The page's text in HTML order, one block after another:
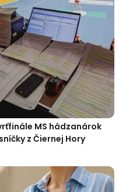
MS hádzanárok
z Čiernej Hory